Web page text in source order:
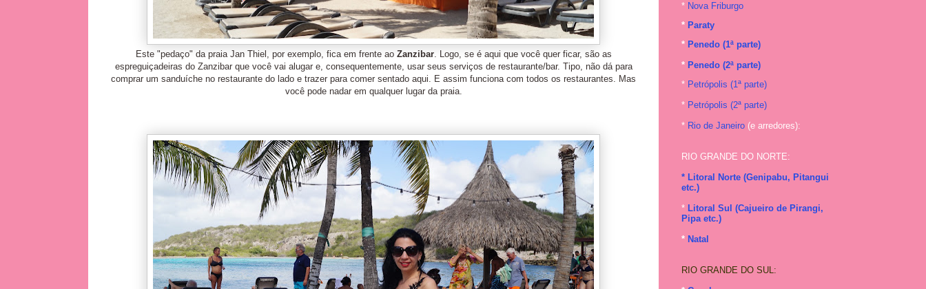
Este "pedaço" da praia Jan Thiel, por exemplo, fica em frente ao Zanzibar. Logo, se é aqui que você quer ficar, são as
espreguiçadeiras do Zanzibar que você vai alugar e, consequentemente, usar seus serviços de restaurante/bar. Tipo, não dá para
comprar um sanduíche no restaurante do lado e trazer para comer sentado aqui. E assim funciona com todos os restaurantes. Mas
você pode nadar em qualquer lugar da praia.
* Nova Friburgo
* Paraty
* Penedo (1ª parte)
* Penedo (2ª parte)
* Petrópolis (1ª parte)
* Petrópolis (2ª parte)
* Rio de Janeiro (e arredores):
RIO GRANDE DO NORTE:
* Litoral Norte (Genipabu, Pitangui
etc.)
* Litoral Sul (Cajueiro de Pirangi,
Pipa etc.)
* Natal
RIO GRANDE DO SUL: